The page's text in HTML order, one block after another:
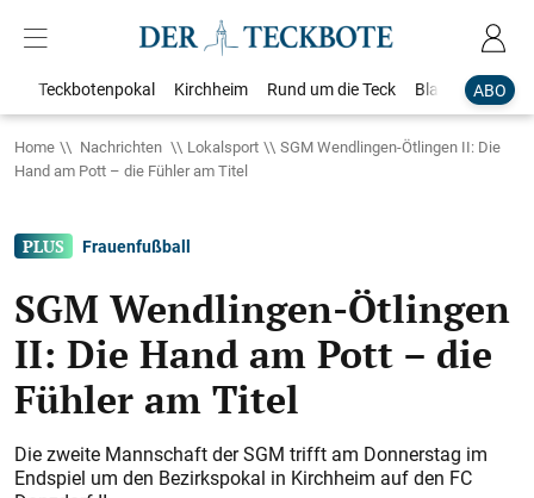
ABO
Teckbotenpokal Kirchheim Rund um die Teck Blaulicht
Home Nachrichten Lokalsport
SGM Wendlingen-Ötlingen II: Die
Hand am Pott – die Fühler am Titel
Frauenfußball
SGM Wendlingen-Ötlingen
II: Die Hand am Pott – die
Fühler am Titel
Die zweite Mannschaft der SGM trifft am Donnerstag im
Endspiel um den Bezirkspokal in Kirchheim auf den FC